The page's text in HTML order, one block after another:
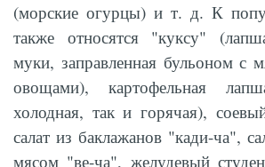
(морские огурцы) и т. д. К
также относятся "куксу"
муки, заправленная бульоном с
овощами), картофельная
холодная, так и горячая),
салат из баклажанов "кади-ча",
мясом "ве-ча", желудевый